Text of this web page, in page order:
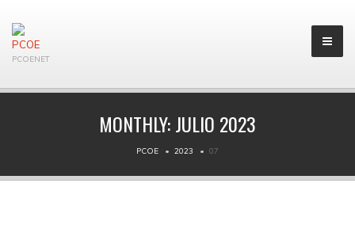
PCOENET
MONTHLY:JULIO 2023
PCOE 2023 07